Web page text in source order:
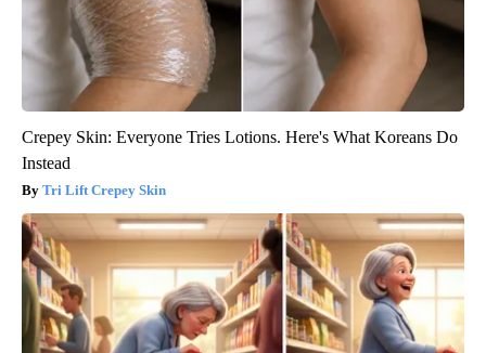
Crepey Skin: Everyone Tries Lotions. Here's What Koreans Do
Instead
Tri Lift Crepey Skin